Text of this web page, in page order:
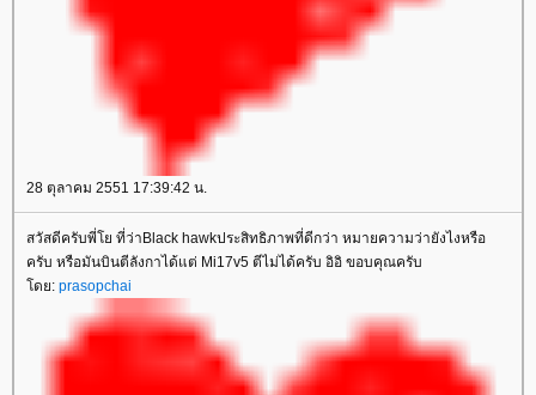
28 ตุลาคม 2551 17:39:42 น.
สวัสดีครับพี่โย ที่ว่าBlack hawkประสิทธิภาพที่ดีกว่า หมายความว่ายังไงหรือ
ครับ หรือมันบินตีลังกาได้แต่ Mi17v5 ตีไม่ได้ครับ อิอิ ขอบคุณครับ
ดย: prasopchai